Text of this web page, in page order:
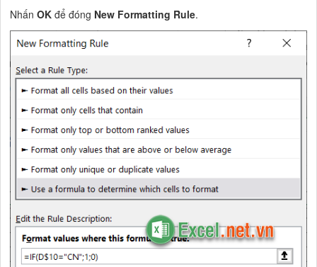
NhấnOK để đóng New Formatting Rule.